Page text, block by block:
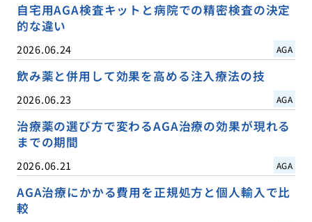
自宅用AGA検査キットと病院での精密検査の決定
的な違い
2026.06.24 AGA
飲み薬と併用して効果を高める注入療法の技
2026.06.23 AGA
治療薬の選び方で変わるAGA治療の効果が現れる
までの期間
2026.06.21 AGA
AGA治療にかかる費用を正規処方と個人輸入で比
較